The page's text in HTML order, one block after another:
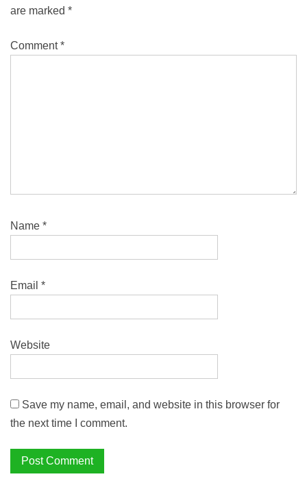
are marked *
Comment*
Name *
Email *
Website
Save my name, email, and website in this browser for
the next time I comment.